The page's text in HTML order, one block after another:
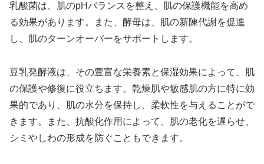
乳酸菌は、肌のpHバランスを整え、肌の保護機能を高め
る効果があります。また、酵母は、肌の新陳代謝を促進
し、肌のターンオーバーをサポートします。
豆乳発酵液は、その豊富な栄養素と保湿効果によって、肌
の保護や修復に役立ちます。乾燥肌や敏感肌の方に特に効
果的であり、肌の水分を保持し、柔軟性を与えることがで
きます。また、抗酸化作用によって、肌の老化を遅らせ、
シミやしわの形成を防ぐこともできます。